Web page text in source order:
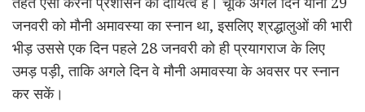
जनवरी को मौनी अमावस्या का स्नान था, इसलिए श्रद्धालुओं की भारी
भीड़ उससे एक दिन पहले 28 जनवरी को ही प्रयागराज के लिए
उमड़ पड़ी, ताकि अगले दिन वे मौनी अमावस्या के अवसर पर स्नान
कर सकें।